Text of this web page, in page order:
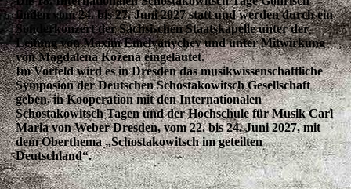
finden vom 24. bis 27. Juni 2027 statt und werden durch ein
Sonderkonzert der Sächsischen Staatskapelle unter der
Leitung von Maxim Emelyanychev und unter Mitwirkung
von Magdalena Kožená eingeläutet.
Im Vorfeld wird es in Dresden das musikwissenschaftliche
Symposion der Deutschen Schostakowitsch Gesellschaft
geben, in Kooperation mit den Internationalen
Schostakowitsch Tagen und der Hochschule für Musik Carl
Maria von Weber Dresden, vom 22. bis 24. Juni 2027, mit
dem Oberthema „Schostakowitsch im geteilten
Deutschland“.